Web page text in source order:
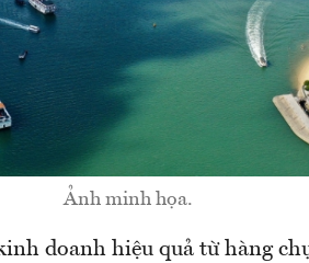
Ảnh minh họa.
doanh hiệu quả từ hàng